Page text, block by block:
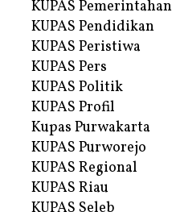
KUPAS Pemerintahan
KUPAS Pendidikan
KUPAS Peristiwa
KUPAS Pers
KUPAS Politik
KUPAS Profil
Kupas Purwakarta
KUPAS Purworejo
KUPAS Regional
KUPAS Riau